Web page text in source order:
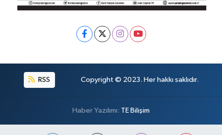
RSS Copyright © 2023. Her hakkı saklıdır.
Haber Yazılımı: TE Bilişim